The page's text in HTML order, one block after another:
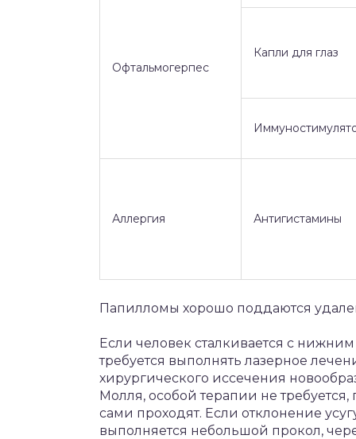
Офтальмогерпес
Капли для глаз
Аллергия Антигистамины
Папилломы хорошо поддаются
Если человек сталкивается с
требуется выполнять лазерное
хирургического иссечения
Молля, особой терапии не
сами проходят. Если отклонение
выполняется небольшой прокол,